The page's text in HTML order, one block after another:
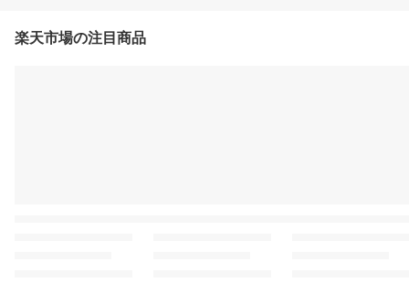
楽天市場の注目商品